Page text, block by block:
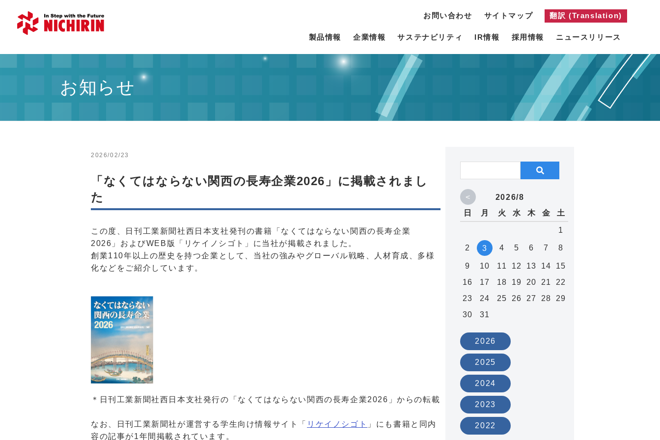
お問い合わせ サイトマップ 翻訳 (Translation)
製品情報 企業情報 サステナビリティ IR情報 採用情報 ニュースリリース
お知らせ
2026/02/23
「なくてはならない関西の長寿企業2026」に掲載されまし
た
この度、日刊工業新聞社西日本支社発刊の書籍「なくてはならない関西の長寿企業
2026」およびWEB版「リケイノシゴト」に当社が掲載されました。
創業110年以上の歴史を持つ企業として、当社の強みやグローバル戦略、人材育成、多様
化などをご紹介しています。
＊日刊工業新聞社西日本支社発行の「なくてはならない関西の長寿企業2026」からの転載
なお、日刊工業新聞社が運営する学生向け情報サイト「 リケイノシゴト
」にも書籍と同内
容の記事が1年間掲載されています。
<
2026/8
日
月 火 水 木 金 土
1
2 3 4 5 6 7 8
9 10 11 12 13 14
15
16
17 18 19 20 21
22
23
24 25 26 27 28
29
30
31
2026
2025
2024
2023
2022